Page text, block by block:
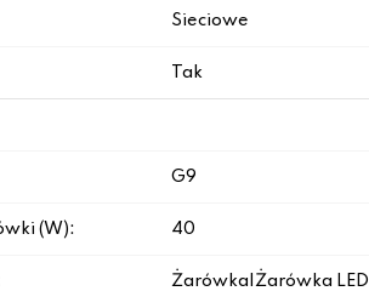
Sieciowe
Tak
G9
(W): 40
Żarówka|Żarówka LED